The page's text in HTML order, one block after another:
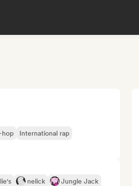
hop
International rap
nelick
Jungle Jack